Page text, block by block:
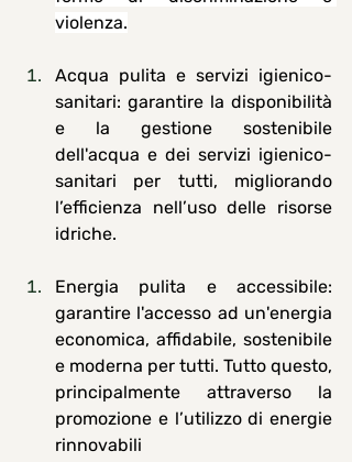
violenza.
Acqua pulita e servizi igienico-
sanitari: garantire la disponibilità
e la gestione sostenibile
dell'acqua e dei servizi igienico-
sanitari per tutti, migliorando
l’efficienza nell’uso delle risorse
idriche.
Energia pulita e accessibile:
garantire l'accesso ad un'energia
economica, affidabile, sostenibile
e moderna per tutti. Tutto questo,
principalmente attraverso la
promozione e l’utilizzo di energie
rinnovabili